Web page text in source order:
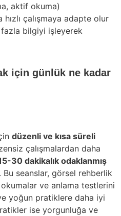
aktif okuma)
çalışmaya adapte olur
bilgiyi işleyerek
için günlük ne kadar
düzenli ve kısa süreli
çalışmalardan daha
30 dakikalık odaklanmış
Bu seanslar, görsel rehberlik
ve anlama testlerini
yoğun pratiklere daha iyi
ise yorgunluğa ve